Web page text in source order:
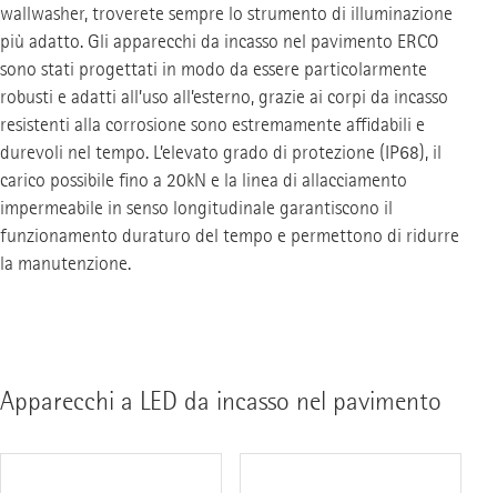
wallwasher, troverete sempre lo strumento di illuminazione
più adatto. Gli apparecchi da incasso nel pavimento ERCO
sono stati progettati in modo da essere particolarmente
robusti e adatti all’uso all’esterno, grazie ai corpi da incasso
resistenti alla corrosione sono estremamente affidabili e
durevoli nel tempo. L’elevato grado di protezione (IP68), il
carico possibile fino a 20kN e la linea di allacciamento
impermeabile in senso longitudinale garantiscono il
funzionamento duraturo del tempo e permettono di ridurre
la manutenzione.
Apparecchi a LED da incasso nel pavimento